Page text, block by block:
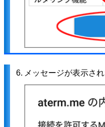
6. メッセージが表示さ